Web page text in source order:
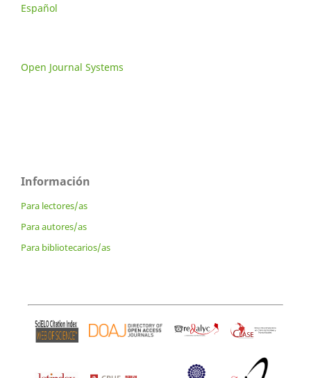
Español
Open Journal Systems
Información
Para lectores/as
Para autores/as
Para bibliotecarios/as